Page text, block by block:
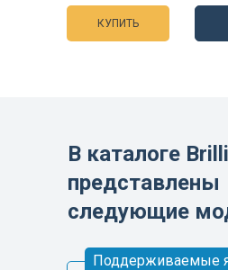
КУПИТЬ
В каталоге
представлены
следующие
Поддерживаемые